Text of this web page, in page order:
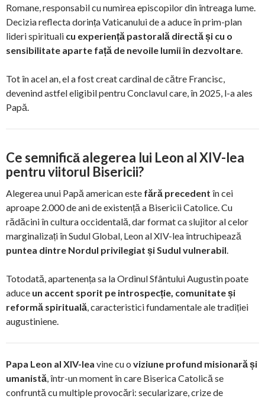
Romane, responsabil cu numirea episcopilor din întreaga lume.
Decizia reflecta dorința Vaticanului de a aduce în prim-plan
lideri spirituali cu experiență pastorală directă și cu o
sensibilitate aparte față de nevoile lumii în dezvoltare.
Tot în acel an, el a fost creat cardinal de către Francisc,
devenind astfel eligibil pentru Conclavul care, în 2025, l-a ales
Papă.
Ce semnifică alegerea lui Leon al XIV-lea
pentru viitorul Bisericii?
Alegerea unui Papă american este fără precedent în cei
aproape 2.000 de ani de existență a Bisericii Catolice. Cu
rădăcini în cultura occidentală, dar format ca slujitor al celor
marginalizați în Sudul Global, Leon al XIV-lea întruchipează
puntea dintre Nordul privilegiat și Sudul vulnerabil.
Totodată, apartenența sa la Ordinul Sfântului Augustin poate
aduce un accent sporit pe introspecție, comunitate și
reformă spirituală, caracteristici fundamentale ale tradiției
augustiniene.
Papa Leon al XIV-lea vine cu o viziune profund misionară și
umanistă, într-un moment în care Biserica Catolică se
confruntă cu multiple provocări: secularizare, crize de